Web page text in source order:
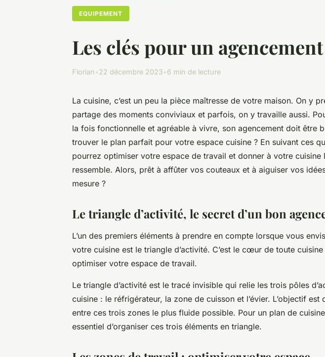
EQUIPEMENT
Les clés pour un
Florian•22 décembre 2023•6 min de lecture
La cuisine, c’est un peu la pièce maîtresse de votre maison. On y
partage des moments conviviaux et parfois, on y travaille aussi.
la fois fonctionnelle et agréable à vivre, son agencement doit être
trouver le plan parfait pour votre espace cuisine ? En suivant ces
pourrez optimiser votre espace de travail et donner à votre cuisine
ressemble. Alors, prêt à affûter vos couteaux et à aiguiser vos
mesure ?
Le triangle d’activité, le secret d’un bon
L’un des premiers éléments à prendre en compte lorsque vous
votre cuisine est le triangle d’activité. C’est le cœur de toute
optimiser votre espace de travail.
Le triangle d’activité est le tracé invisible qui relie les trois pôles
cuisine : le réfrigérateur, la zone de cuisson et l’évier. L’objectif est
entre ces trois zones le plus fluide possible. Pour un plan de
essentiel d’organiser ces trois éléments en triangle.